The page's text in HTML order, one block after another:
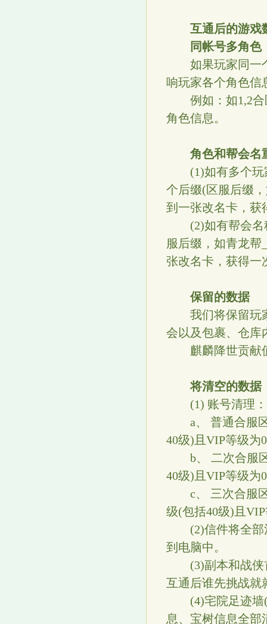
互通后的游戏
同帐号多角色
如果玩家同一个
响玩家各个角色信
例如：如1,2合
角色信息。
角色和帮会名
(1)如有多个玩
个后缀(区服后缀
到一张改名卡，获
(2)如有帮会名
服后缀，如青龙帮
张改名卡，获得一
保留的数据
我们将保留玩家
会以及包裹、仓库
麒麟降世贡献
将清空的数据
(1) 账号清理：
a、 普通合服区
40级)且VIP等级为
b、 二次合服区
40级)且VIP等级为
c、 三次合服区
级(包括40级)且
(2)信件将全部
到电脑中。
(3)副本和战侠首
互通后谁先挑战就
(4)宅院足迹墙(
息、宝树信息全部